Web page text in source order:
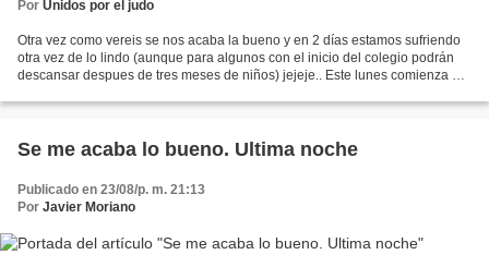
Por Unidos por el judo
Otra vez como vereis se nos acaba la bueno y en 2 días estamos sufriendo
otra vez de lo lindo (aunque para algunos con el inicio del colegio podrán
descansar despues de tres meses de niños) jejeje.. Este lunes comienza el
Se me acaba lo bueno. Ultima noche
Publicado en 23/08/p. m. 21:13
Por Javier Moriano